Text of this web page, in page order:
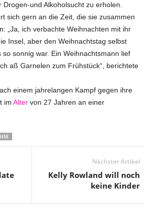
und Alkoholsucht zu erholen.
sich gern an die Zeit, die sie zusammen
„Ja, ich verbachte Weihnachten mit ihr
Insel, aber den Weihnachtstag selbst
so sonnig war. Ein Weihnachtsmann lief
aß Garnelen zum Frühstück“, berichtete
einem jahrelangen Kampf gegen ihre
im Alter von 27 Jahren an einer
Nächster Artikel
Kelly Rowland will noch
keine Kinder